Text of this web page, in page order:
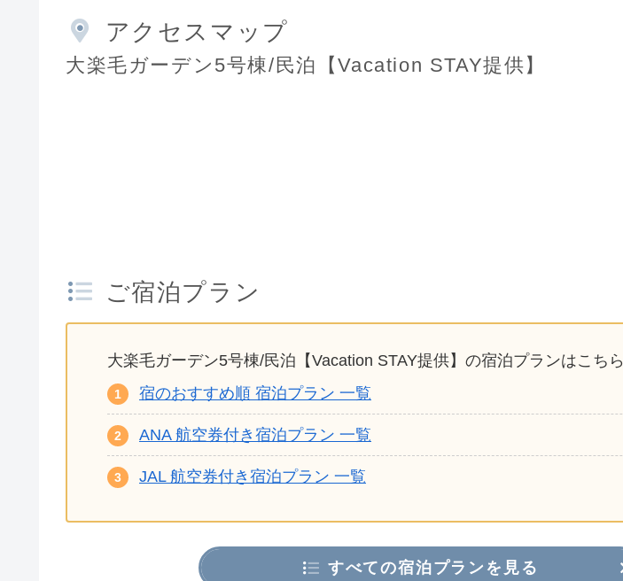
アクセスマップ
大楽毛ガーデン5号棟/民泊【Vacation STAY提供】
ご宿泊プラン
大楽毛ガーデン5号棟/民泊【Vacation STAY提供】の宿泊プランはこちら
宿のおすすめ順 宿泊プラン 一覧
ANA 航空券付き宿泊プラン 一覧
JAL 航空券付き宿泊プラン 一覧
すべての宿泊プランを見る